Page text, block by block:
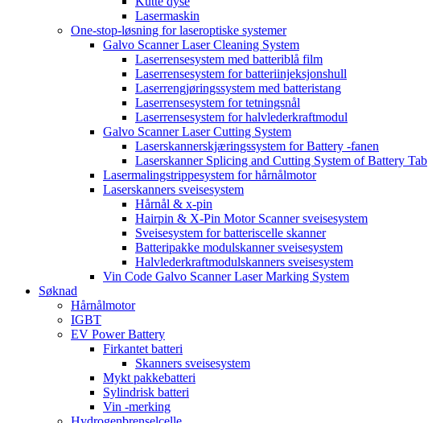
Lasermaskin
One-stop-løsning for laseroptiske systemer
Galvo Scanner Laser Cleaning System
Laserrensesystem med batteriblå film
Laserrensesystem for batteriinjeksjonshull
Laserrengjøringssystem med batteristang
Laserrensesystem for tetningsnål
Laserrensesystem for halvlederkraftmodul
Galvo Scanner Laser Cutting System
Laserskannerskjæringssystem for Battery -fanen
Laserskanner Splicing and Cutting System of Battery Tab
Lasermalingstrippesystem for hårnålmotor
Laserskanners sveisesystem
Hårnål & x-pin
Hairpin & X-Pin Motor Scanner sveisesystem
Sveisesystem for batteriscelle skanner
Batteripakke modulskanner sveisesystem
Halvlederkraftmodulskanners sveisesystem
Vin Code Galvo Scanner Laser Marking System
Søknad
Hårnålmotor
IGBT
EV Power Battery
Firkantet batteri
Skanners sveisesystem
Mykt pakkebatteri
Sylindrisk batteri
Vin -merking